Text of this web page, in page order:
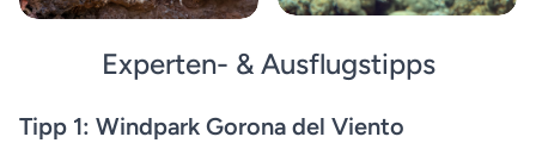
Experten- & Ausflugstipps
Tipp 1: Windpark Gorona del Viento